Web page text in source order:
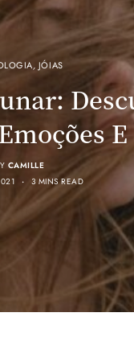
, JÓIAS
CAMILLE
3 MINS READ